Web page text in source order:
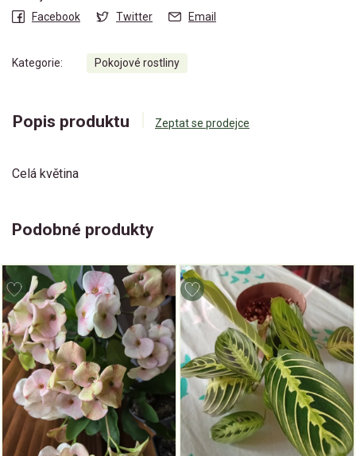
Facebook Twitter Email
Kategorie: Pokojové rostliny
Popis produktu Zeptat se prodejce
Celá květina
Podobné produkty